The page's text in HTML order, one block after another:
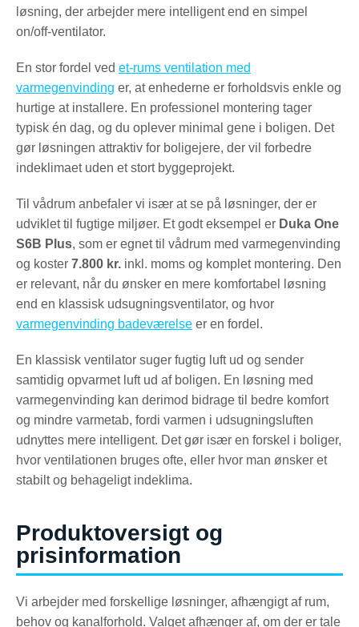
løsning, der arbejder mere intelligent end en simpel
on/off-ventilator.
En stor fordel ved et-rums ventilation med
varmegenvinding er, at enhederne er forholdsvis enkle og
hurtige at installere. En professionel montering tager
typisk én dag, og du oplever minimal gene i boligen. Det
gør løsningen attraktiv for boligejere, der vil forbedre
indeklimaet uden et stort byggeprojekt.
Til vådrum anbefaler vi især at se på løsninger, der er
udviklet til fugtige miljøer. Et godt eksempel er Duka One
S6B Plus, som er egnet til vådrum med varmegenvinding
og koster 7.800 kr. inkl. moms og komplet montering. Den
er relevant, når du ønsker en mere komfortabel løsning
end en klassisk udsugningsventilator, og hvor
varmegenvinding badeværelse er en fordel.
En klassisk ventilator suger fugtig luft ud og sender
samtidig opvarmet luft ud af boligen. En løsning med
varmegenvinding kan derimod bidrage til bedre komfort
og mindre varmetab, fordi varmen i udsugningsluften
udnyttes mere intelligent. Det gør især en forskel i boliger,
hvor ventilationen bruges ofte, eller hvor man ønsker et
stabilt og behageligt indeklima.
Produktoversigt og
prisinformation
Vi arbejder med forskellige løsninger, afhængigt af rum,
behov og kanalforhold. Valget afhænger af, om der er tale